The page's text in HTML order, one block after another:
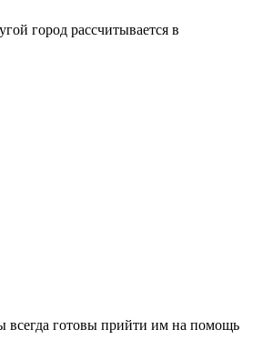
город рассчитывается в
всегда готовы прийти им на помощь